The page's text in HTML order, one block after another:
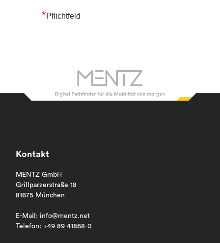
*Pflichtfeld
Kontakt
MENTZ GmbH
Grillparzerstraße 18
81675 München
E-Mail: info@mentz.net
Telefon: +49 89 41868-0